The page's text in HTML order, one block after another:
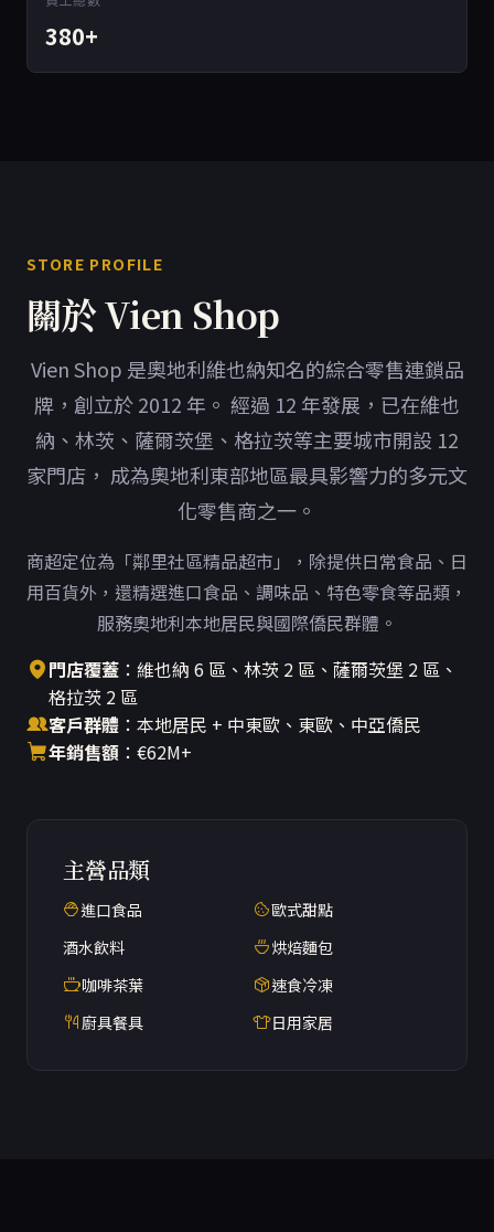
380+
STORE PROFILE
關於 Vien Shop
Vien Shop 是奧地利維也納知名的綜合零售連鎖品
牌，創立於 2012 年。 經過 12 年發展，已在維也
納、林茨、薩爾茨堡、格拉茨等主要城市開設 12
家門店， 成為奧地利東部地區最具影響力的多元文
化零售商之一。
商超定位為「鄰里社區精品超市」，除提供日常食品、日
用百貨外，還精選進口食品、調味品、特色零食等品類，
服務奧地利本地居民與國際僑民群體。
門店覆蓋 ：維也納 6 區、林茨 2 區、薩爾茨堡 2 區、
格拉茨 2 區
客戶群體 ：本地居民 + 中東歐、東歐、中亞僑民
年銷售額 ：€62M+
主營品類
進口食品
歐式甜點
酒水飲料
烘焙麵包
咖啡茶葉
速食冷凍
廚具餐具
日用家居